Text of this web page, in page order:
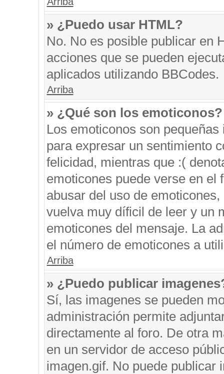
» ¿Puedo usar HTML?
No. No es posible publicar en
acciones que se pueden
aplicados utilizando BBCodes.
Arriba
» ¿Qué son los emoticonos?
Los emoticonos son
para expresar un sentimiento
felicidad, mientras que :(
emoticones puede verse en el
abusar del uso de
vuelva muy díficil de leer y un
emoticones del mensaje. La
el número de emoticones a
Arriba
» ¿Puedo publicar
Sí, las imagenes se pueden
administración permite
directamente al foro. De otra
en un servidor de acceso
imagen.gif. No puede publicar